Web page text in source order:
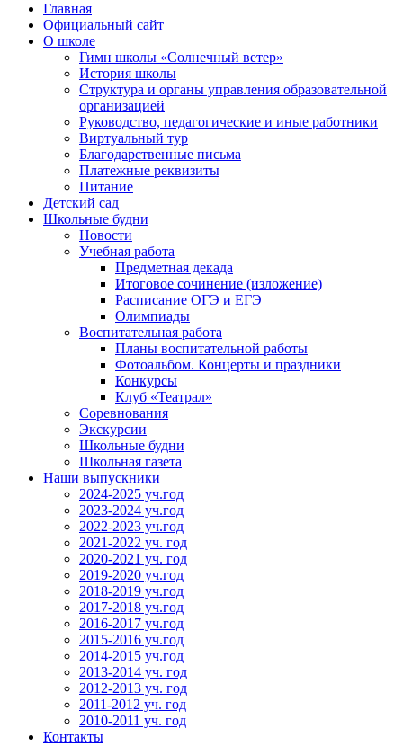
Главная
Официальный сайт
О школе
Гимн школы «Солнечный ветер»
История школы
Структура и органы управления образовательной
организацией
Руководство, педагогические и иные работники
Виртуальный тур
Благодарственные письма
Платежные реквизиты
Питание
Детский сад
Школьные будни
Новости
Учебная работа
Предметная декада
Итоговое сочинение (изложение)
Расписание ОГЭ и ЕГЭ
Олимпиады
Воспитательная работа
Планы воспитательной работы
Фотоальбом. Концерты и праздники
Конкурсы
Клуб «Театрал»
Соревнования
Экскурсии
Школьные будни
Школьная газета
Наши выпускники
2024-2025 уч.год
2023-2024 уч.год
2022-2023 уч.год
2021-2022 уч. год
2020-2021 уч. год
2019-2020 уч.год
2018-2019 уч.год
2017-2018 уч.год
2016-2017 уч.год
2015-2016 уч.год
2014-2015 уч.год
2013-2014 уч. год
2012-2013 уч. год
2011-2012 уч. год
2010-2011 уч. год
Контакты